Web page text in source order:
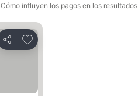
Cómo influyen los pagos en los resultados
Compartir
Añadir a favoritos